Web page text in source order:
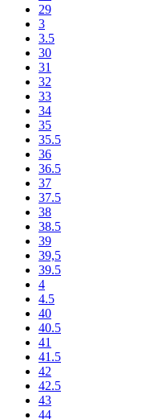
29
3
3.5
30
31
32
33
34
35
35.5
36
36.5
37
37.5
38
38.5
39
39,5
39.5
4
4.5
40
40.5
41
41.5
42
42.5
43
44